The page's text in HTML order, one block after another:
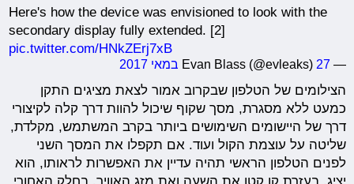
Here's how the device was envisioned to look with the
secondary display fully extended. [2]
pic.twitter.com/HNkZErj7xB
— Evan Blass (@evleaks) 27 במאי 2017
הצילומים של הטלפון שבקרוב אמור לצאת מציגים התקן
כמעט ללא מסגרת, מסך שקוף שיכול להוות דרך קלה לקיצורי
דרך של היישומים השימושים ביותר בקרב המשתמש, מקלדת,
שליטה על עוצמת הקול ועוד. אם תקפלו את המסך השני
לפנים הטלפון הראשי תהיה עדיין את האפשרות לראותו, הוא
יציג, בעזרת קו קטן את השעה ואת מזג האוויר. בחלק האחורי